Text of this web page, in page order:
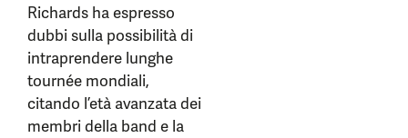
Richards ha espresso
dubbi sulla possibilità di
intraprendere lunghe
tournée mondiali,
citando l’età avanzata dei
membri della band e la